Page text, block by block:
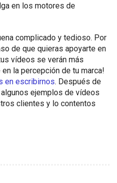
en los motores de
complicado y tedioso. Por
de que quieras apoyarte en
vídeos se verán más
la percepción de tu marca!
en escribirnos. Después de
ejemplos de vídeos
clientes y lo contentos